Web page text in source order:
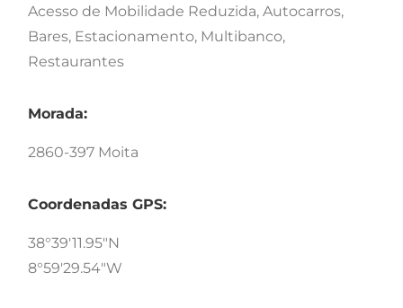
Acesso de Mobilidade Reduzida, Autocarros,
Bares, Estacionamento, Multibanco,
Restaurantes
Morada:
2860-397 Moita
Coordenadas GPS:
38°39'11.95"N
8°59'29.54"W